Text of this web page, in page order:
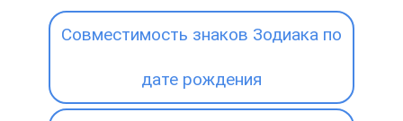
Совместимость знаков Зодиака по
дате рождения